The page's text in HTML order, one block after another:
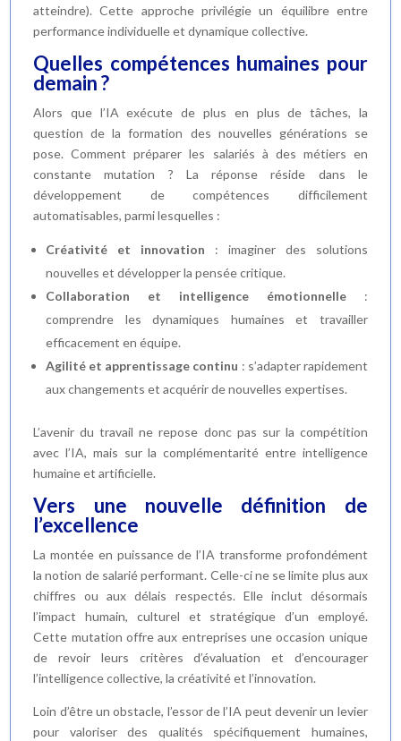
atteindre). Cette approche privilégie un équilibre entre
performance individuelle et dynamique collective.
Quelles compétences humaines pour
demain ?
Alors que l’IA exécute de plus en plus de tâches, la
question de la formation des nouvelles générations se
pose. Comment préparer les salariés à des métiers en
constante mutation ? La réponse réside dans le
développement de compétences difficilement
automatisables, parmi lesquelles :
Créativité et innovation : imaginer des solutions
nouvelles et développer la pensée critique.
Collaboration et intelligence émotionnelle:
comprendre les dynamiques humaines et travailler
efficacement en équipe.
Agilité et apprentissage continu : s’adapter rapidement
aux changements et acquérir de nouvelles expertises.
L’avenir du travail ne repose donc pas sur la compétition
avec l’IA, mais sur la complémentarité entre intelligence
humaine et artificielle.
Vers une nouvelle définition de
l’excellence
La montée en puissance de l’IA transforme profondément
la notion de salarié performant. Celle-ci ne se limite plus aux
chiffres ou aux délais respectés. Elle inclut désormais
l’impact humain, culturel et stratégique d’un employé.
Cette mutation offre aux entreprises une occasion unique
de revoir leurs critères d’évaluation et d’encourager
l’intelligence collective, la créativité et l’innovation.
Loin d’être un obstacle, l’essor de l’IA peut devenir un levier
pour valoriser des qualités spécifiquement humaines,